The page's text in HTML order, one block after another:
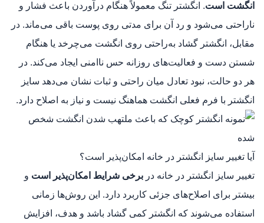
انگشت است. انگشتر تنگ معمولاً هنگام درآوردن باعث فشار و
ناراحتی می‌شود و رد آن برای مدتی روی پوست باقی می‌ماند. در
مقابل، انگشتر گشاد به‌راحتی روی انگشت می‌چرخد یا هنگام
شستن دست و فعالیت‌های روزانه حس ناامنی ایجاد می‌کند. در
هر دو حالت، نبود تعادل میان راحتی و ثبات نشان می‌دهد سایز
انگشتر با فرم فعلی انگشت هماهنگ نیست و نیاز به اصلاح دارد.
آیا تغییر سایز انگشتر در خانه امکان‌پذیر است؟
تغییر سایز انگشتر در خانه در برخی شرایط امکان‌پذیر است و
بیشتر برای اصلاح‌های جزئی کاربرد دارد. این روش‌ها زمانی
استفاده می‌شوند که انگشتر کمی گشاد باشد و هدف، افزایش